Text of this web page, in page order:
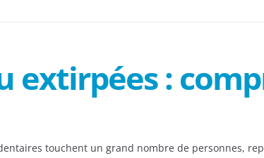
extirpées :
touchent un grand nombre de personnes,